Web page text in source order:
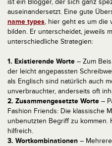
ist ein Blogger, der sich ganz
auseinandersetzt. Eine gute
name types, hier geht es um die
bilden. Er unterscheidet, jeweils
unterschiedliche Strategien:
1. Existierende Worte – Zum
der leicht angepassten
als Englisch sind natürlich auch
unverbrauchter, anderseits oft
2. Zusammengesetzte Worte –
Fashion Friends: Die klassische
unbenutzten Begriff zu kommen.
hilfreich.
3. Wortkombinationen –